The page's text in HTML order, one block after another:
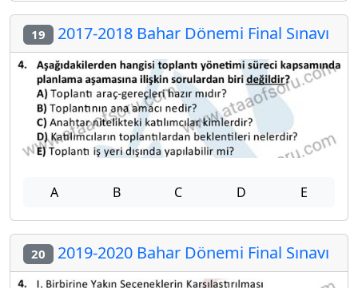
19 2017-2018 Bahar Dönemi Final Sınavı
A B C D E
20 2019-2020 Bahar Dönemi Final Sınavı